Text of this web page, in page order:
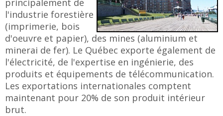
principalement de
l'industrie forestière
(imprimerie, bois
d'oeuvre et papier), des mines (aluminium et
minerai de fer). Le Québec exporte également de
l'électricité, de l'expertise en ingénierie, des
produits et équipements de télécommunication.
Les exportations internationales comptent
maintenant pour 20% de son produit intérieur
brut.